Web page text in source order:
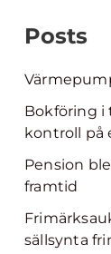
Posts
Bokföring i
kontroll på
Pension
framtid
sällsynta